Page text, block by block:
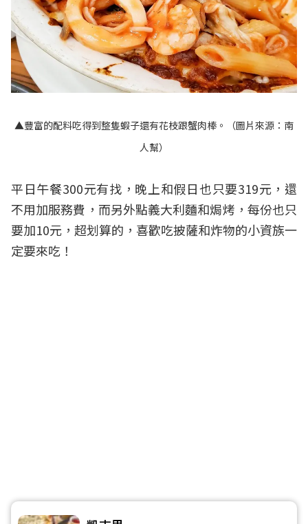
​​​​​​​▲豐富的配料吃得到整隻蝦子還有花枝跟蟹肉棒。（圖片來源：南
人幫）
平日午餐300元有找，晚上和假日也只要319元，還
不用加服務費，而另外點義大利麵和焗烤，每份也只
要加10元，超划算的，喜歡吃披薩和炸物的小資族一
定要來吃！